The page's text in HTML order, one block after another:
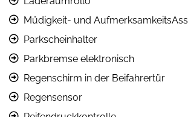
Müdigkeit- und
Parkscheinhalter
Parkbremse elektronisch
Regenschirm in der Beifahrertür
Regensensor